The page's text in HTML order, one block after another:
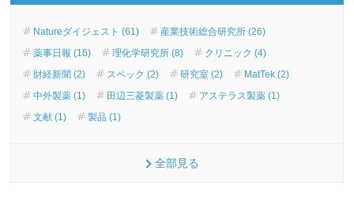
Natureダイジェスト (61)
産業技術総合研究所 (26)
薬事日報 (16)
理化学研究所 (8)
クリニック (4)
財経新聞 (2)
スペック (2) 研究室 (2)
MatTek (2)
中外製薬 (1)
田辺三菱製薬 (1)
アステラス製薬 (1)
文献 (1)
製品 (1)
全部見る